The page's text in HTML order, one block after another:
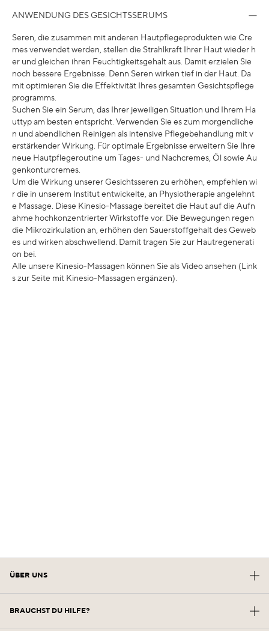
ANWENDUNG DES GESICHTSSERUMS
Seren, die zusammen mit anderen Hautpflegeprodukten wie Cre
mes verwendet werden, stellen die Strahlkraft Ihrer Haut wieder h
er und gleichen ihren Feuchtigkeitsgehalt aus. Damit erzielen Sie
noch bessere Ergebnisse. Denn Seren wirken tief in der Haut. Da
mit optimieren Sie die Effektivität Ihres gesamten Gesichtspflege
programms.
Suchen Sie ein Serum, das Ihrer jeweiligen Situation und Ihrem Ha
uttyp am besten entspricht. Verwenden Sie es zum morgendliche
n und abendlichen Reinigen als intensive Pflegebehandlung mit v
erstärkender Wirkung. Für optimale Ergebnisse erweitern Sie Ihre
neue Hautpflegeroutine um Tages- und Nachcremes, Öl sowie Au
genkonturcremes.
Um die Wirkung unserer Gesichtsseren zu erhöhen, empfehlen wi
r die in unserem Institut entwickelte, an Physiotherapie angelehnt
e Massage. Diese Kinesio-Massage bereitet die Haut auf die Aufn
ahme hochkonzentrierter Wirkstoffe vor. Die Bewegungen regen
die Mikrozirkulation an, erhöhen den Sauerstoffgehalt des Geweb
es und wirken abschwellend. Damit tragen Sie zur Hautregenerati
on bei.
Alle unsere Kinesio-Massagen können Sie als Video ansehen (Link
s zur Seite mit Kinesio-Massagen ergänzen).
ÜBER UNS
BRAUCHST DU HILFE?